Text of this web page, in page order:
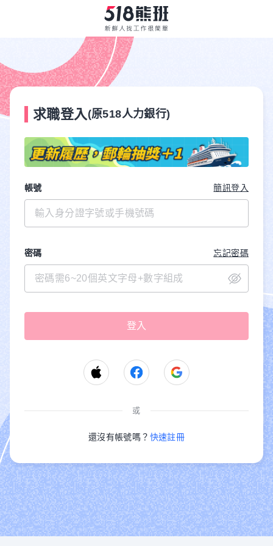
求職登入 (原518人力銀行)
帳號 簡訊登入
密碼 忘記密碼
或
還沒有帳號嗎？ 快速註冊